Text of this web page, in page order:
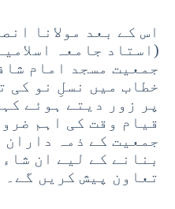
اس کے بعد مولانا
(استاد جامعہ
جمعیت مسجد امام
خطاب میں نسلِ نو کی
پر زور دیتے ہوئے
قیام وقت کی اہم
جمعیت کے ذمہ داران
بنانے کے لیے ان
تعاون پیش کریں گے۔